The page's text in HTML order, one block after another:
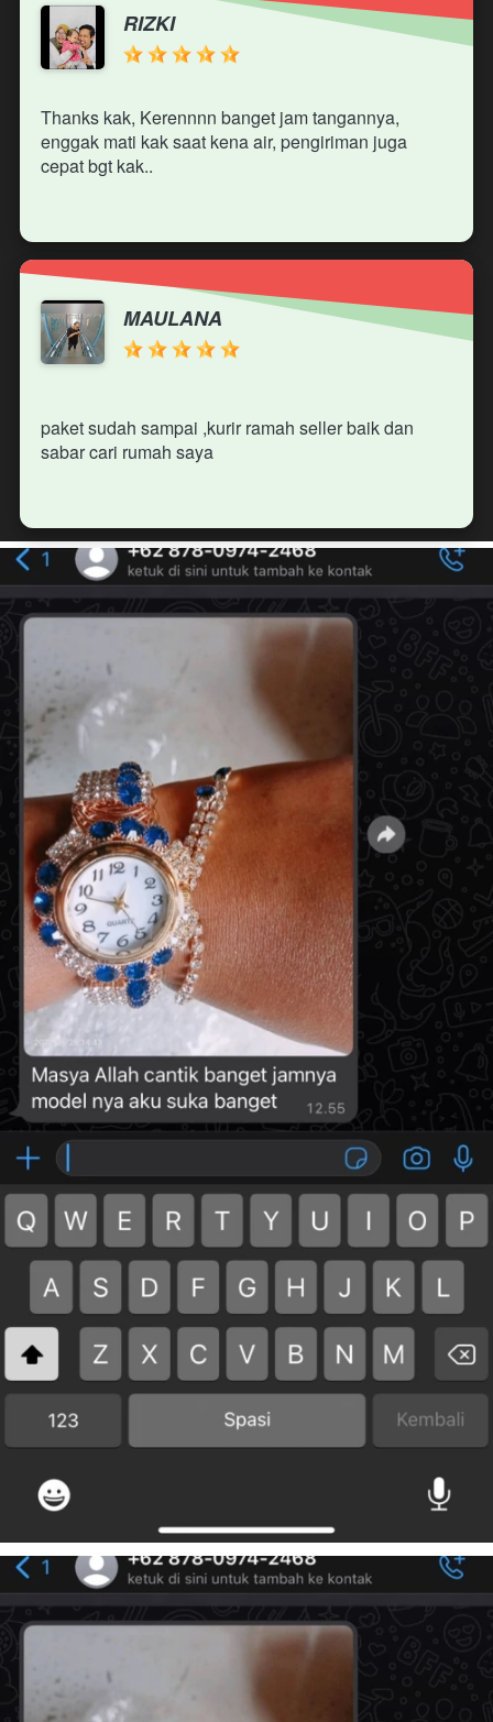
RIZKI
Thanks kak, Kerennnn banget jam tangannya,
enggak mati kak saat kena air, pengiriman juga
cepat bgt kak..
MAULANA
paket sudah sampai ,kurir ramah seller baik dan
sabar cari rumah saya